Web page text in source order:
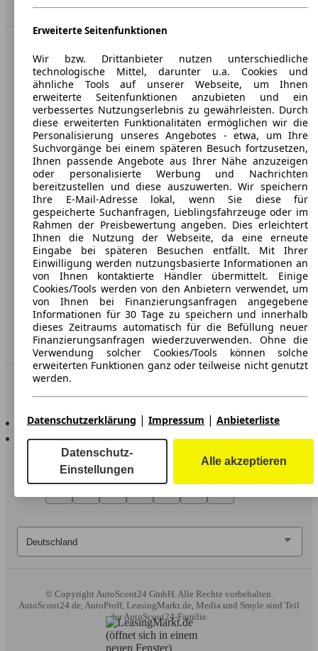
Nach Oben
AutoScout24: Europaweit der größte Online-Automarkt.
Unternehmen
Über AutoScout24
Presse
Karriere
Werbung
AGB
Datenschutz
Impressum
Erklärung zur Barrierefreiheit
Service
Händler
In Verbindung bleiben
AutoScout24 für iOS
© CopyrightAutoScout24 GmbH. Alle Rechte vorbehalten.
AutoScout24.de, AutoProff, LeasingMarkt.de, Media und Smyle sind Teil
der AutoScout24-Familie.
Erweiterte Seitenfunktionen
Wir bzw. Drittanbieter nutzen unterschiedliche
technologische Mittel, darunter u.a. Cookies und
ähnliche Tools auf unserer Webseite, um Ihnen
erweiterte Seitenfunktionen anzubieten und ein
verbessertes Nutzungserlebnis zu gewährleisten. Durch
diese erweiterten Funktionalitäten ermöglichen wir die
Personalisierung unseres Angebotes - etwa, um Ihre
Suchvorgänge bei einem späteren Besuch fortzusetzen,
Ihnen passende Angebote aus Ihrer Nähe anzuzeigen
oder personalisierte Werbung und Nachrichten
bereitzustellen und diese auszuwerten. Wir speichern
Ihre E-Mail-Adresse lokal, wenn Sie diese für
gespeicherte Suchanfragen, Lieblingsfahrzeuge oder im
Rahmen der Preisbewertung angeben. Dies erleichtert
Ihnen die Nutzung der Webseite, da eine erneute
Eingabe bei späteren Besuchen entfällt. Mit Ihrer
Einwilligung werden nutzungsbasierte Informationen an
von Ihnen kontaktierte Händler übermittelt. Einige
Cookies/Tools werden von den Anbietern verwendet, um
von Ihnen bei Finanzierungsanfragen angegebene
Informationen für 30 Tage zu speichern und innerhalb
dieses Zeitraums automatisch für die Befüllung neuer
Finanzierungsanfragen wiederzuverwenden. Ohne die
Verwendung solcher Cookies/Tools können solche
erweiterten Funktionen ganz oder teilweise nicht genutzt
werden.
Wir arbeiten mit 263 Anbietern zusammen.
Datenschutzerklärung | Impressum | Anbieterliste
Datenschutz-
Einstellungen
Alle akzeptieren